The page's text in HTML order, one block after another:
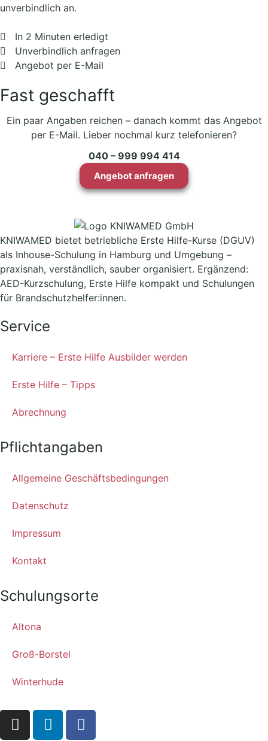
unverbindlich an.
In 2 Minuten erledigt
Unverbindlich anfragen
Angebot per E-Mail
Fast geschafft
Ein paar Angaben reichen – danach kommt das Angebot
per E-Mail. Lieber nochmal kurz telefonieren?
040 – 999 994 414
Angebot anfragen
KNIWAMED bietet betriebliche Erste Hilfe-Kurse (DGUV)
als Inhouse-Schulung in Hamburg und Umgebung –
praxisnah, verständlich, sauber organisiert. Ergänzend:
AED-Kurzschulung, Erste Hilfe kompakt und Schulungen
für Brandschutzhelfer:innen.
Service
Karriere – Erste Hilfe Ausbilder werden
Erste Hilfe – Tipps
Abrechnung
Pflichtangaben
Allgemeine Geschäftsbedingungen
Datenschutz
Impressum
Kontakt
Schulungsorte
Altona
Groß-Borstel
Winterhude